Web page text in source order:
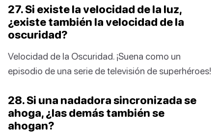
27. Si existe la velocidad de la luz,
¿existe también la velocidad de la
oscuridad?
Velocidad de la Oscuridad. ¡Suena como un
episodio de una serie de televisión de superhéroes!
28. Si una nadadora sincronizada se
ahoga, ¿las demás también se
ahogan?